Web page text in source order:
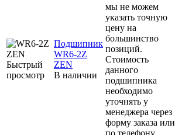
Быстрый
просмотр
Подшипник
WR6-2Z
ZEN
В наличии
мы не можем
указать точную
цену на
большинство
позиций.
Стоимость
данного
подшипника
необходимо
уточнять у
менеджера через
форму заказа или
по телефону